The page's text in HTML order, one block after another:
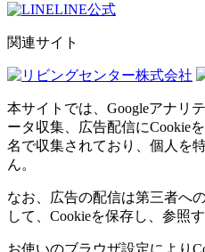
LINE公式
関連サイト
本サイトでは、Googleアナリ
ータ収集、広告配信にCookie
名で収集されており、個人を
ん。
なお、広告の配信は第三者へ
して、Cookieを保存し、参照
お使いのブラウザ設定により